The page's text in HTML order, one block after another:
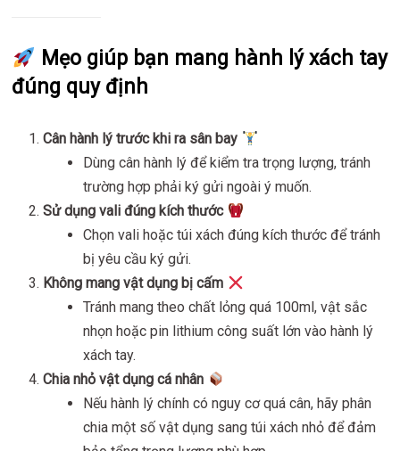
Mẹo giúp bạn mang hành lý xách tay
đúng quy định
Cân hành lý trước khi ra sân bay
Dùng cân hành lý để kiểm tra trọng lượng, tránh
trường hợp phải ký gửi ngoài ý muốn.
Sử dụng vali đúng kích thước
Chọn vali hoặc túi xách đúng kích thước để tránh
bị yêu cầu ký gửi.
Không mang vật dụng bị cấm
Tránh mang theo chất lỏng quá 100ml, vật sắc
nhọn hoặc pin lithium công suất lớn vào hành lý
xách tay.
Chia nhỏ vật dụng cá nhân
Nếu hành lý chính có nguy cơ quá cân, hãy phân
chia một số vật dụng sang túi xách nhỏ để đảm